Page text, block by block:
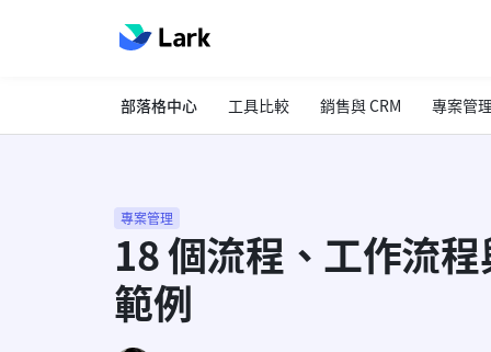
部落格中心 工具比較 銷售與 CRM 專案管
專案管理
18 個流程、工作流
範例